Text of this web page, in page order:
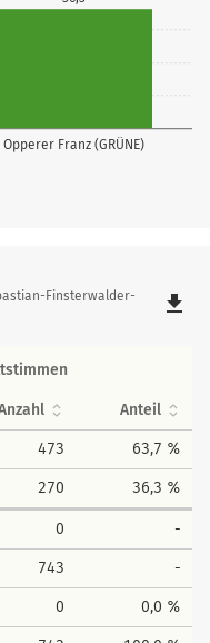
Opperer Franz (GRÜNE)
Finsterwalder-
file_download
Anteil
473 63,7 %
270 36,3 %
0 -
743 -
0 0,0 %